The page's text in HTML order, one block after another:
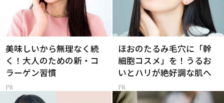
美味しいから無理なく続
く！大人のための新・コ
ラーゲン習慣
ほおのたるみ毛穴に「幹
細胞コスメ」を！うるお
いとハリが絶好調な肌へ